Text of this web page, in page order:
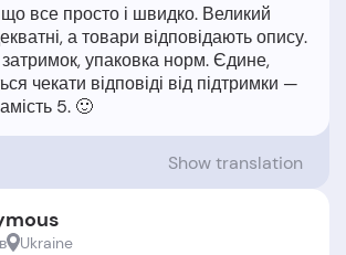
все просто і швидко. Великий
а товари відповідають опису.
упаковка норм. Єдине,
чекати відповіді від підтримки —
Show translation
Ukraine